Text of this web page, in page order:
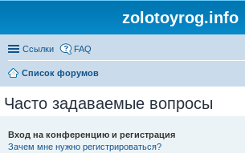
zolotoyrog.info
Ссылки FAQ
Список форумов
Часто задаваемые вопросы
Вход на конференцию и регистрация
Зачем мне нужно регистрироваться?